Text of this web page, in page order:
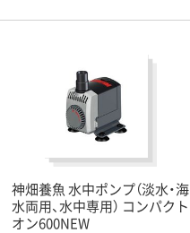
神畑養魚 水中ポンプ（淡水・海
水両用、水中専用） コンパクト
オン600NEW